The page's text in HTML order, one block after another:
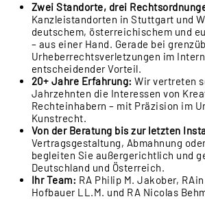
Zwei Standorte, drei
Kanzleistandorten in Stuttgart und
deutschem, österreichischem und
– aus einer Hand. Gerade bei
Urheberrechtsverletzungen im
entscheidender Vorteil.
20+ Jahre Erfahrung: Wir vertreten
Jahrzehnten die Interessen von
Rechteinhabern – mit Präzision im
Kunstrecht.
Von der Beratung bis zur letzten
Vertragsgestaltung, Abmahnung
begleiten Sie außergerichtlich und
Deutschland und Österreich.
Ihr Team: RA Philip M. Jakober,
Hofbauer LL.M. und RA Nicolas